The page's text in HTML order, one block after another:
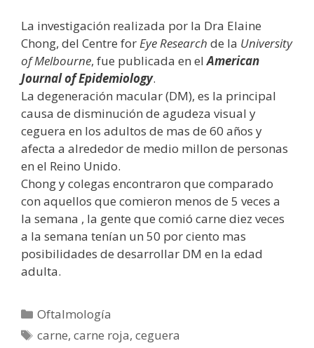
La investigación realizada por la Dra Elaine
Chong, del Centre forEye Research de la University
of Melbourne, fue publicada en elAmerican
Journal of Epidemiology.
La degeneración macular (DM), es la principal
causa de disminución de agudeza visual y
ceguera en los adultos de mas de 60 años y
afecta a alrededor de medio millon de personas
en el Reino Unido.
Chong y colegas encontraron que comparado
con aquellos que comieron menos de 5 veces a
la semana , la gente que comió carne diez veces
a la semana tenían un 50 por ciento mas
posibilidades de desarrollar DM en la edad
adulta.
Categorías
Oftalmología
Etiquetas
carne,carne roja,ceguera